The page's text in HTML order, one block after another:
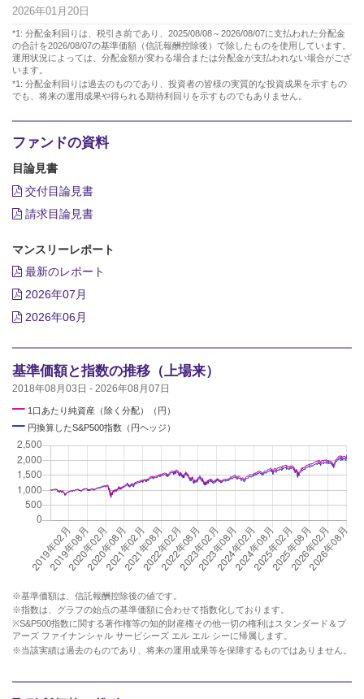
2026年01月20日
*1: 分配金利回りは、税引き前であり、2025/08/08～2026/08/07に支払われた分配金
の合計を2026/08/07の基準価額（信託報酬控除後）で除したものを使用しています。
運用状況によっては、分配金額が変わる場合または分配金が支払われない場合がござ
います。
*1: 分配金利回りは過去のものであり、投資者の皆様の実質的な投資成果を示すもの
でも、将来の運用成果や得られる期待利回りを示すものでもありません。
ファンドの資料
目論見書
交付目論見書
請求目論見書
マンスリーレポート
最新のレポート
2026年07月
2026年06月
基準価額と指数の推移（上場来）
2018年08月03日 - 2026年08月07日
━ 1口あたり純資産（除く分配）（円）
━ 円換算したS&P500指数（円ヘッジ）
※基準価額は、信託報酬控除後の値です。
※指数は、グラフの始点の基準価額に合わせて指数化しております。
※S&P500指数に関する著作権等の知的財産権その他一切の権利はスタンダード＆プ
アーズ ファイナンシャル サービシーズ エル エル シーに帰属します。
※当該実績は過去のものであり、将来の運用成果等を保障するものではありません。